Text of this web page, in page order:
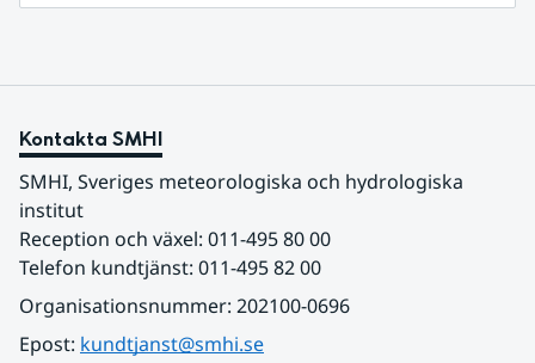
Kontakta SMHI
SMHI, Sveriges meteorologiska och hydrologiska
institut
Reception och växel: 011-495 80 00
Telefon kundtjänst: 011-495 82 00
Organisationsnummer: 202100-0696
Epost: kundtjanst@smhi.se